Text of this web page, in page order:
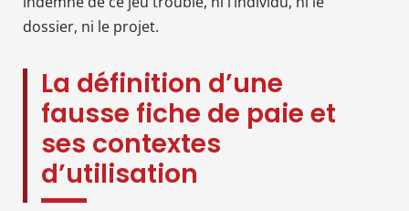
dossier, ni le projet.
La définition d’une
fausse fiche de paie et
ses contextes
d’utilisation